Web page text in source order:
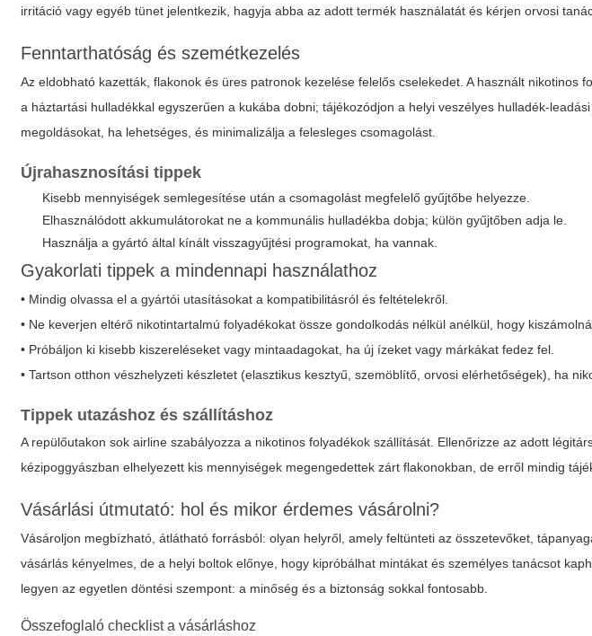
irritáció vagy egyéb tünet jelentkezik, hagyja abba az adott termék használatát és kérjen orvosi
Fenntarthatóság és szemétkezelés
Az eldobható kazetták, flakonok és üres patronok kezelése felelős cselekedet. A használt nikotinos
a háztartási hulladékkal egyszerűen a kukába dobni; tájékozódjon a helyi veszélyes hulladék-
megoldásokat, ha lehetséges, és minimalizálja a felesleges csomagolást.
Újrahasznosítási tippek
Kisebb mennyiségek semlegesítése után a csomagolást megfelelő gyűjtőbe helyezze.
Elhasználódott akkumulátorokat ne a kommunális hulladékba dobja; külön gyűjtőben adja le.
Használja a gyártó által kínált visszagyűjtési programokat, ha vannak.
Gyakorlati tippek a mindennapi használathoz
• Mindig olvassa el a gyártói utasításokat a kompatibilitásról és feltételekről.
• Ne keverjen eltérő nikotintartalmú folyadékokat össze gondolkodás nélkül anélkül, hogy
• Próbáljon ki kisebb kiszereléseket vagy mintaadagokat, ha új ízeket vagy márkákat fedez fel.
• Tartson otthon vészhelyzeti készletet (elasztikus kesztyű, szemöblítő, orvosi elérhetőségek), ha
Tippek utazáshoz és szállításhoz
A repülőutakon sok airline szabályozza a nikotinos folyadékok szállítását. Ellenőrizze az adott
kézipoggyászban elhelyezett kis mennyiségek megengedettek zárt flakonokban, de erről mindig
Vásárlási útmutató: hol és mikor érdemes vásárolni?
Vásároljon megbízható, átlátható forrásból: olyan helyről, amely feltünteti az összetevőket,
vásárlás kényelmes, de a helyi boltok előnye, hogy kipróbálhat mintákat és személyes tanácsot
legyen az egyetlen döntési szempont: a minőség és a biztonság sokkal fontosabb.
Összefoglaló checklist a vásárláshoz